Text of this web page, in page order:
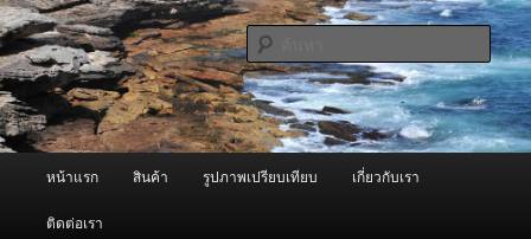
ข้าม
ไป
ยัง
เนื้อหา
หลัก
ข้าม
ไป
บทความ
รอง
ผู้นำเข้าเครื่องพ่นหมอกควัน Best
Fogger / Fogger One และ อะไหล่
จำหน่ายเครื่องพ่นหมอกควัน คุณภาพดี บริการด้วยความจริงใจ
ค้นหา
หน้าแรก สินค้า รูปภาพเปรียบเทียบ เกี่ยวกับเรา
ติดต่อเรา